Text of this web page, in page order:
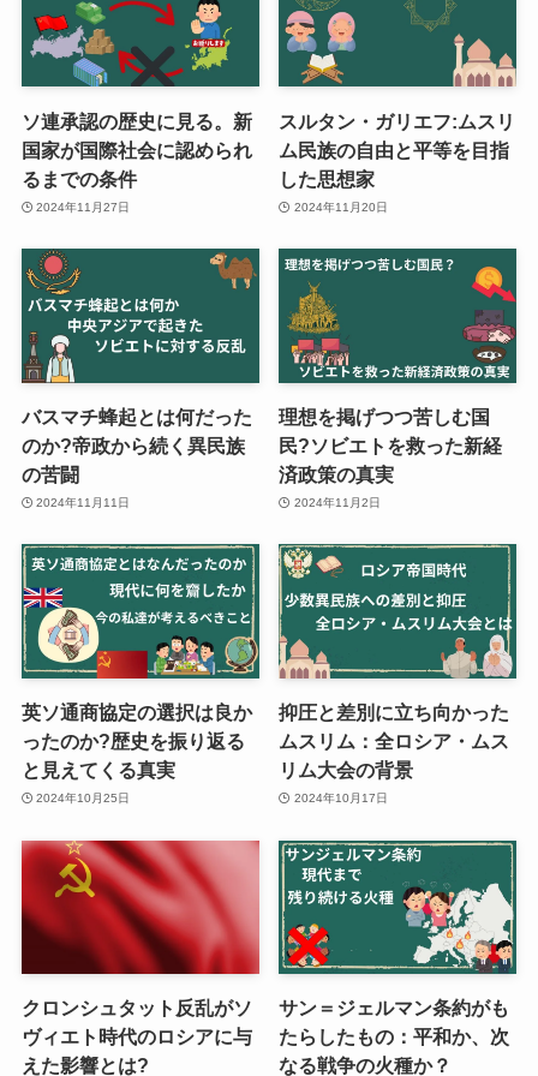
ソ連承認の歴史に見る。新
国家が国際社会に認められ
るまでの条件
2024年11月27日
スルタン・ガリエフ:ムスリ
ム民族の自由と平等を目指
した思想家
2024年11月20日
バスマチ蜂起とは何だった
のか?帝政から続く異民族
の苦闘
2024年11月11日
理想を掲げつつ苦しむ国
民?ソビエトを救った新経
済政策の真実
2024年11月2日
英ソ通商協定の選択は良か
ったのか?歴史を振り返る
と見えてくる真実
2024年10月25日
抑圧と差別に立ち向かった
ムスリム：全ロシア・ムス
リム大会の背景
2024年10月17日
クロンシュタット反乱がソ
ヴィエト時代のロシアに与
えた影響とは?
サン＝ジェルマン条約がも
たらしたもの：平和か、次
なる戦争の火種か？